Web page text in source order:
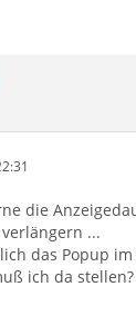
die
...
das Popup im
ich da stellen?